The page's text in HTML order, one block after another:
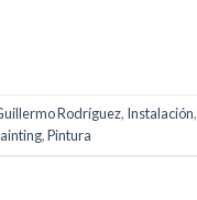
Rodríguez, Instalación,
,Pintura